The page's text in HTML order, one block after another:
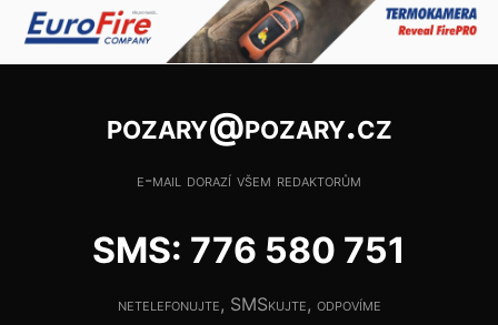
pozary@pozary.cz
e-mail dorazí všem redaktorům
SMS: 776 580 751
netelefonujte, SMSkujte, odpovíme